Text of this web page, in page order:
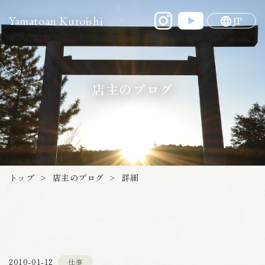
Yamatoan Kuroishi JP
店主のブログ
トップ > 店主のブログ > 詳細
2010-01-12 仕事